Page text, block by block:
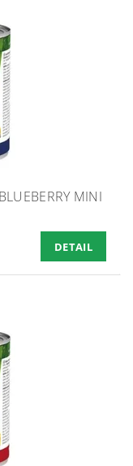
MINI
DETAIL